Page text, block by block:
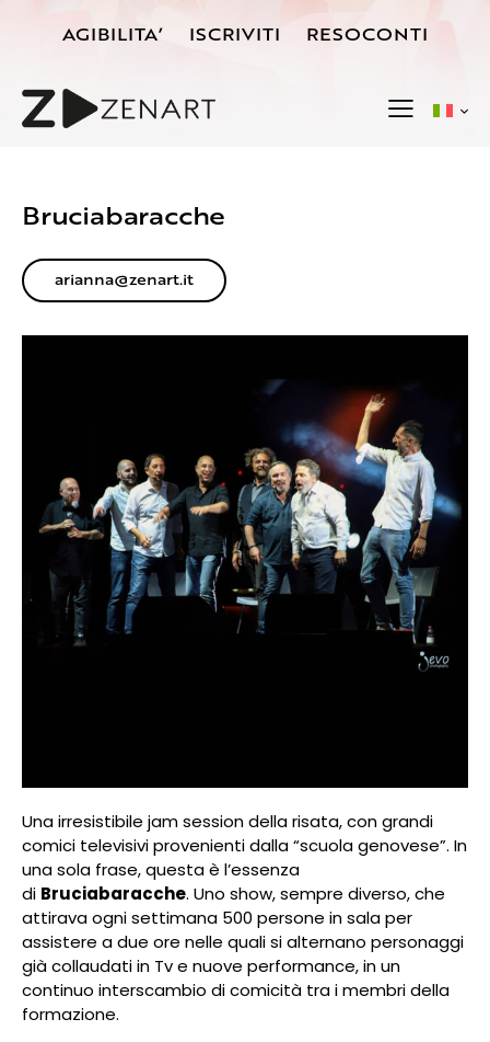
AGIBILITA’ ISCRIVITI RESOCONTI
Bruciabaracche
arianna@zenart.it
Una irresistibile jam session della risata, con grandi
comici televisivi provenienti dalla “scuola genovese”. In
una sola frase, questa è l’essenza
di Bruciabaracche. Uno show, sempre diverso, che
attirava ogni settimana 500 persone in sala per
assistere a due ore nelle quali si alternano personaggi
già collaudati in Tv e nuove performance, in un
continuo interscambio di comicità tra i membri della
formazione.